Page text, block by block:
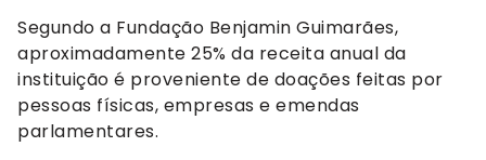
Segundo a Fundação Benjamin Guimarães,
aproximadamente 25% da receita anual da
instituição é proveniente de doações feitas por
pessoas físicas, empresas e emendas
parlamentares.